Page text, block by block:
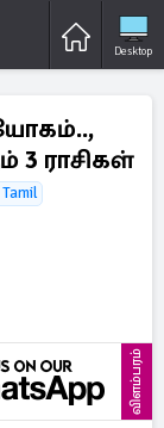
Desktop
யோகம்..,
ராசிகள்
விளம்பரம்